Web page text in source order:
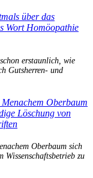
über das
Wort Homöopathie
erstaunlich, wie
Gutsherren- und
Oberbaum
Löschung von
Oberbaum sich
zu